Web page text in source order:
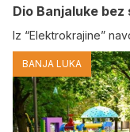
Dio Banjaluke
Iz “Elektrokrajine”
BANJA LUKA